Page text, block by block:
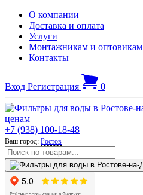
О компании
Доставка и оплата
Услуги
Монтажникам и оптовикам
Контакты
Вход Регистрация 0
+7 (938) 100-18-48
Ваш город: Ростов